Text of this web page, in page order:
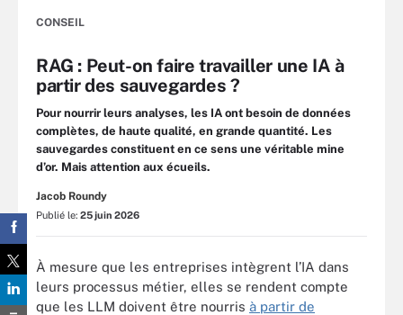
CONSEIL
RAG : Peut-on faire travailler une IA à
partir des sauvegardes ?
Pour nourrir leurs analyses, les IA ont besoin de données
complètes, de haute qualité, en grande quantité. Les
sauvegardes constituent en ce sens une véritable mine
d’or. Mais attention aux écueils.
Jacob Roundy
Publié le: 25 juin 2026
À mesure que les entreprises intègrent l’IA dans
leurs processus métier, elles se rendent compte
que les LLM doivent être nourris à partir de